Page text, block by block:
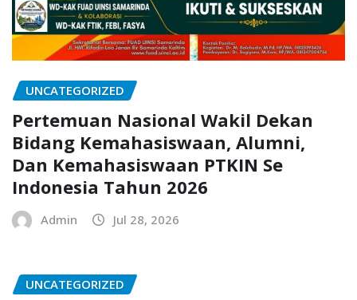
UNCATEGORIZED
Pertemuan Nasional Wakil Dekan
Bidang Kemahasiswaan, Alumni,
Dan Kemahasiswaan PTKIN Se
Indonesia Tahun 2026
Admin Jul 28, 2026
UNCATEGORIZED